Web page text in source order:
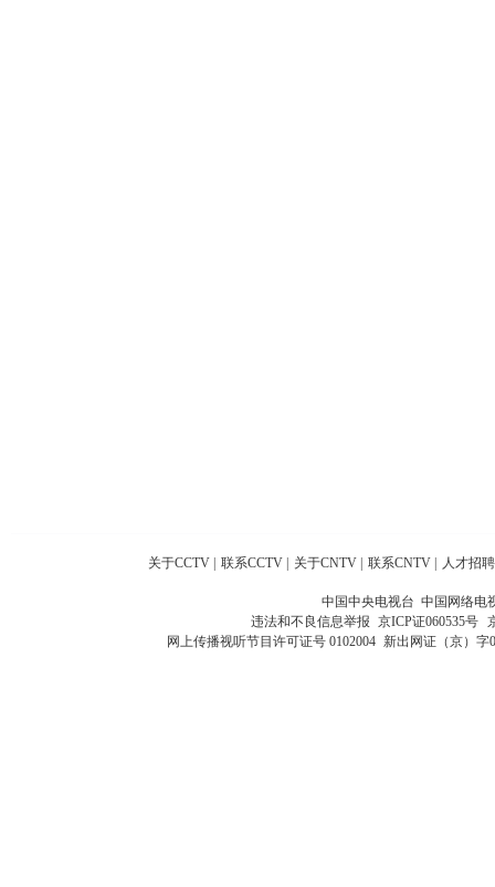
关于CCTV 联系CCTV 关于CNTV 联系CNTV 人才招聘
中国中央电视台 中国网络电
违法和不良信息举报 京ICP证060535号
网上传播视听节目许可证号 0102004 新出网证（京）